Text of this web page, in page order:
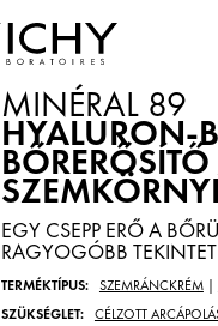
MINÉRAL 89
HYALURON-
BŐRERŐSÍTŐ
EGY CSEPP ERŐ A
RAGYOGÓBB
TERMÉKTÍPUS: SZEMRÁNCKRÉM|
SZÜKSÉGLET: CÉLZOTT